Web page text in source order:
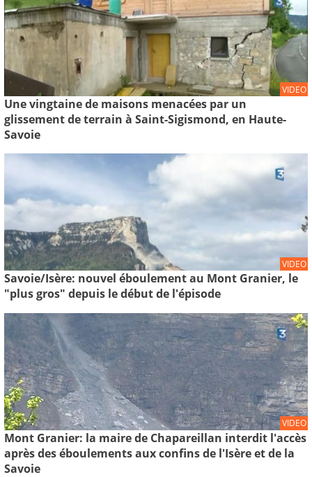
VIDEO
Une vingtaine de maisons menacées par un
glissement de terrain à Saint-Sigismond, en Haute-
Savoie
VIDEO
Savoie/Isère: nouvel éboulement au Mont Granier, le
"plus gros" depuis le début de l'épisode
VIDEO
Mont Granier: la maire de Chapareillan interdit l'accès
après des éboulements aux confins de l'Isère et de la
Savoie